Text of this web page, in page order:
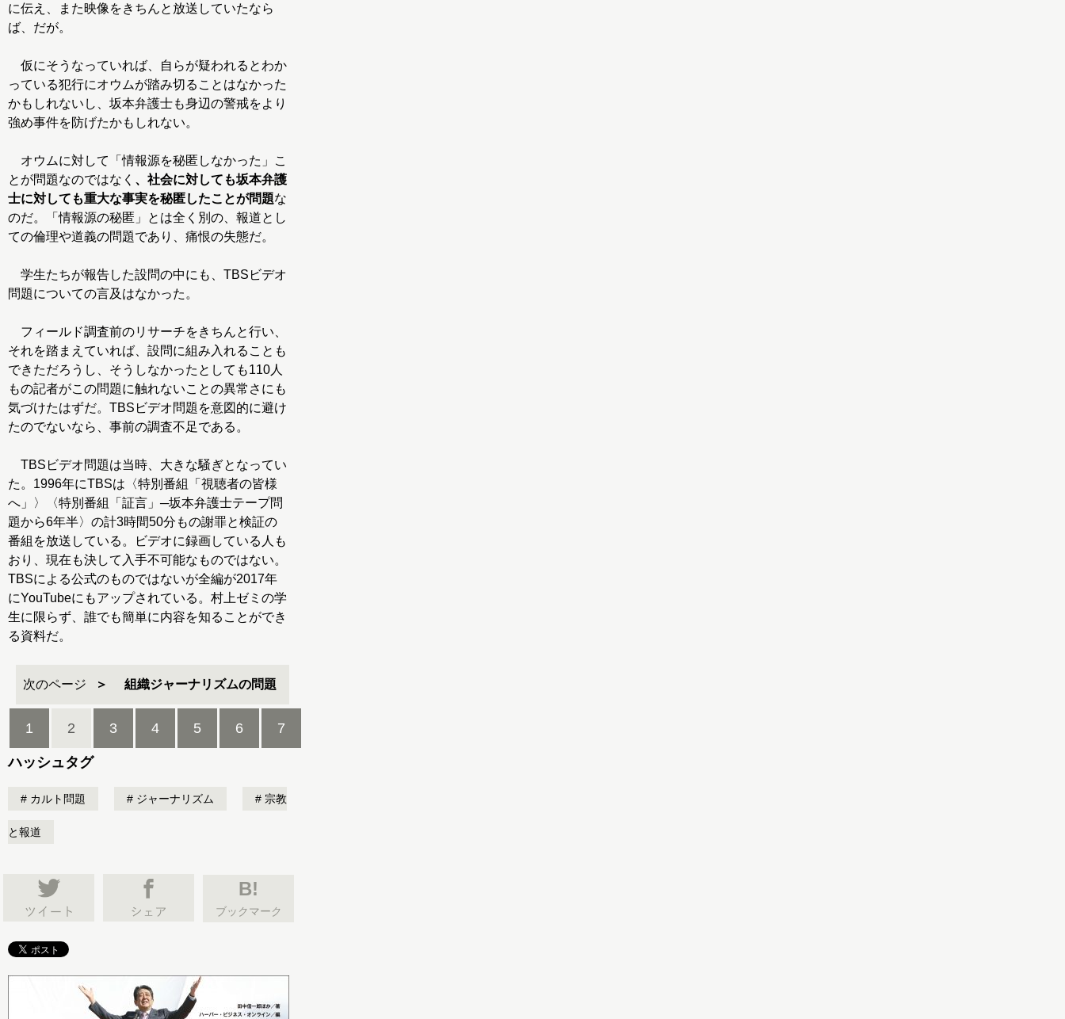
に伝え、また映像をきちんと放送していたなら
ば、だが。
仮にそうなっていれば、自らが疑われるとわか
っている犯行にオウムが踏み切ることはなかった
かもしれないし、坂本弁護士も身辺の警戒をより
強め事件を防げたかもしれない。
オウムに対して「情報源を秘匿しなかった」こ
とが問題なのではなく 、社会に対しても坂本弁護
士に対しても重大な事実を秘匿したことが問題な
のだ。「情報源の秘匿」とは全く別の、報道とし
ての倫理や道義の問題であり、痛恨の失態だ。
学生たちが報告した設問の中にも、TBSビデオ
問題についての言及はなかった。
フィールド調査前のリサーチをきちんと行い、
それを踏まえていれば、設問に組み入れることも
できただろうし、そうしなかったとしても110人
もの記者がこの問題に触れないことの異常さにも
気づけたはずだ。TBSビデオ問題を意図的に避け
たのでないなら、事前の調査不足である。
TBSビデオ問題は当時、大きな騒ぎとなってい
た。1996年にTBSは〈特別番組「視聴者の皆様
へ」〉〈特別番組「証言」─坂本弁護士テープ問
題から6年半〉の計3時間50分もの謝罪と検証の
番組を放送している。ビデオに録画している人も
おり、現在も決して入手不可能なものではない。
TBSによる公式のものではないが全編が2017年
にYouTubeにもアップされている。村上ゼミの学
生に限らず、誰でも簡単に内容を知ることができ
る資料だ。
次のページ 組織ジャーナリズムの問題
1 2 3 4 5 6 7
ハッシュタグ
カルト問題 ジャーナリズム 宗教
と報道
B!
ブックマーク